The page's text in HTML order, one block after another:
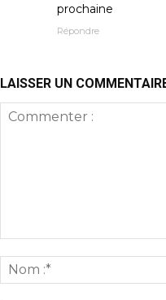
prochaine
Répondre
LAISSER UN